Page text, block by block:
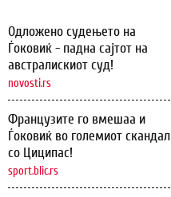
Одложено судењето на
Ѓоковиќ - падна сајтот на
австралискиот суд!
novosti.rs
Французите го вмешаа и
Ѓоковиќ во големиот скандал
со Циципас!
sport.blic.rs